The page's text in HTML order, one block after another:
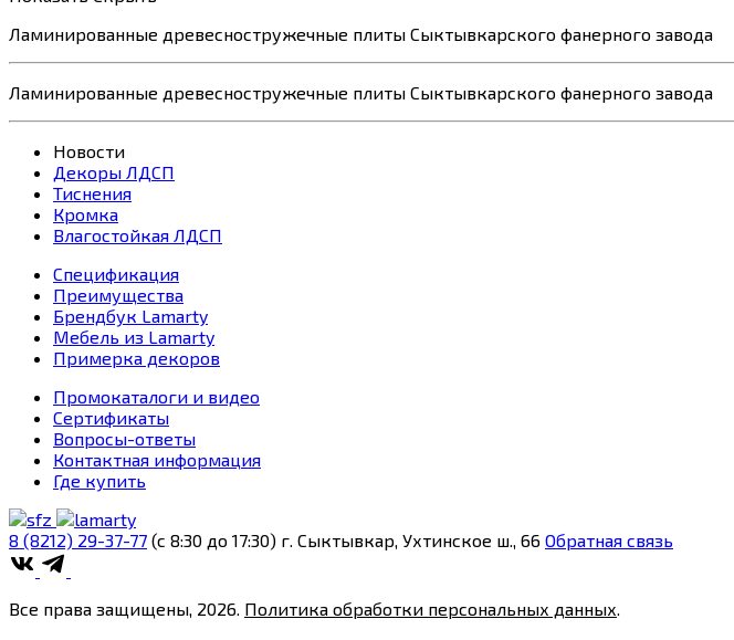
Ламинированные древесностружечные плиты Сыктывкарского фанерного завода
Ламинированные древесностружечные плиты Сыктывкарского фанерного завода
Новости
Декоры ЛДСП
Тиснения
Кромка
Влагостойкая ЛДСП
Спецификация
Преимущества
Брендбук Lamarty
Мебель из Lamarty
Примерка декоров
Промокаталоги и видео
Сертификаты
Вопросы-ответы
Контактная информация
Где купить
8 (8212) 29-37-77 (c 8:30 до 17:30) г. Сыктывкар, Ухтинское ш., 66 Обратная связь
Все права защищены, 2026. Политика обработки персональных данных.